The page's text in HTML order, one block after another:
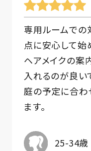
専用ルームでの
点に安心して始
ヘアメイクの案
入れるのが良い
庭の予定に合わ
ます。
25-34歳